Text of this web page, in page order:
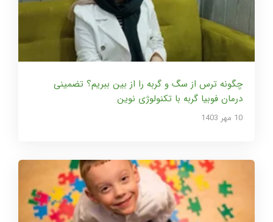
چگونه ترس از سگ و گربه را از بین ببریم؟ تضمینی
درمان فوبیا گربه با تکنولوژی نوین
10 مهر 1403